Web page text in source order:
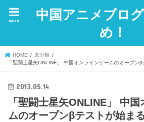
中国アニメブロ
め！
menu
HOME
未分類
「聖闘士星矢ONLINE」 中国オンラインゲームのオープン
2013.05.14
「聖闘士星矢ONLINE」 中
ムのオープンβテストが始ま